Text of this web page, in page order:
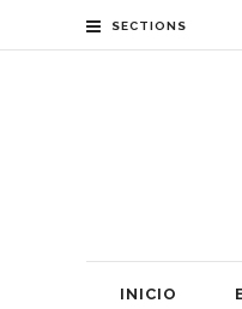
SECTIONS
INICIO